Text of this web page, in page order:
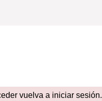
vuelva a iniciar sesión.